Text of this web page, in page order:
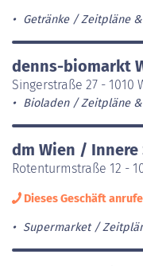
Getränke Zeitpläne
denns-biomarkt
Singerstraße 27 -
Bioladen Zeitpläne
dm Wien / Innere
Rotenturmstraße 12 -
Dieses Geschäft
Supermarket